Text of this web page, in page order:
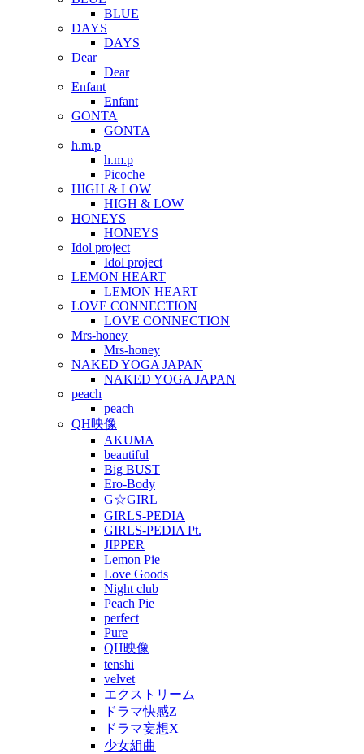
BLUE
DAYS
DAYS
Dear
Dear
Enfant
Enfant
GONTA
GONTA
h.m.p
h.m.p
Picoche
HIGH & LOW
HIGH & LOW
HONEYS
HONEYS
Idol project
Idol project
LEMON HEART
LEMON HEART
LOVE CONNECTION
LOVE CONNECTION
Mrs-honey
Mrs-honey
NAKED YOGA JAPAN
NAKED YOGA JAPAN
peach
peach
QH映像
AKUMA
beautiful
Big BUST
Ero-Body
G☆GIRL
GIRLS-PEDIA
GIRLS-PEDIA Pt.
JIPPER
Lemon Pie
Love Goods
Night club
Peach Pie
perfect
Pure
QH映像
tenshi
velvet
エクストリーム
ドラマ快感Z
ドラマ妄想X
少女組曲